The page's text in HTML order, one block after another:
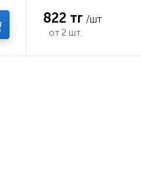
822 тг /шт
от 2 шт.